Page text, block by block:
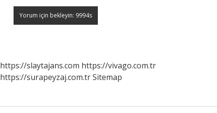
https://slaytajans.com https://vivago.com.tr
https://surapeyzaj.com.trSitemap